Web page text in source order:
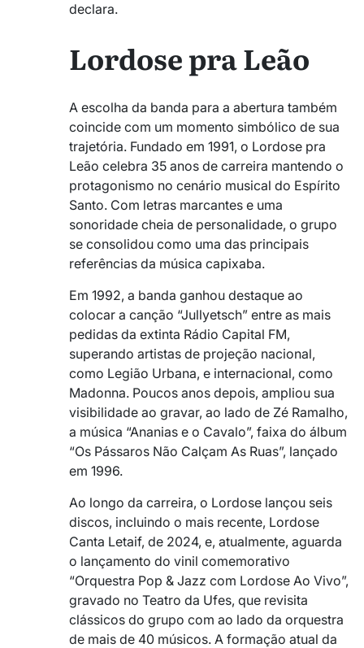
declara.
Lordose pra Leão
A escolha da banda para a abertura também
coincide com um momento simbólico de sua
trajetória. Fundado em 1991, o Lordose pra
Leão celebra 35 anos de carreira mantendo o
protagonismo no cenário musical do Espírito
Santo. Com letras marcantes e uma
sonoridade cheia de personalidade, o grupo
se consolidou como uma das principais
referências da música capixaba.
Em 1992, a banda ganhou destaque ao
colocar a canção “Jullyetsch” entre as mais
pedidas da extinta Rádio Capital FM,
superando artistas de projeção nacional,
como Legião Urbana, e internacional, como
Madonna. Poucos anos depois, ampliou sua
visibilidade ao gravar, ao lado de Zé Ramalho,
a música “Ananias e o Cavalo”, faixa do álbum
“Os Pássaros Não Calçam As Ruas”, lançado
em 1996.
Ao longo da carreira, o Lordose lançou seis
discos, incluindo o mais recente, Lordose
Canta Letaif, de 2024, e, atualmente, aguarda
o lançamento do vinil comemorativo
“Orquestra Pop & Jazz com Lordose Ao Vivo”,
gravado no Teatro da Ufes, que revisita
clássicos do grupo com ao lado da orquestra
de mais de 40 músicos. A formação atual da